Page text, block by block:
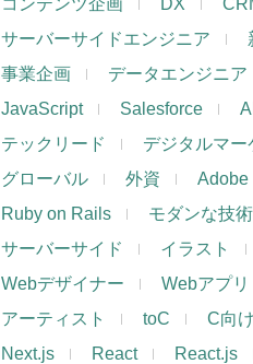
コンテンツ企画
DX
サーバーサイドエンジニア
事業企画
データエンジニア
JavaScript
Salesforce AI
テックリード
デジタルマー
グローバル
外資 Adobe
Ruby on Rails
モダンな技術
サーバーサイド
イラスト
Webデザイナー
Webアプリ
アーティスト
toC C向け
Next.js
React React.js